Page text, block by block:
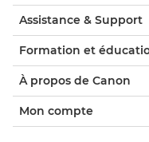
Assistance & Support
Formation et
À propos de Canon
Mon compte